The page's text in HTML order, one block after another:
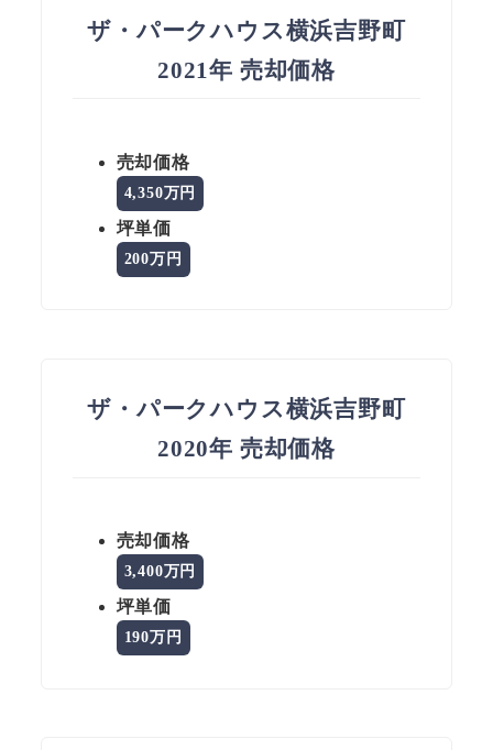
ザ・パークハウス横浜吉野町
2021年 売却価格
売却価格
4,350万円
坪単価
200万円
ザ・パークハウス横浜吉野町
2020年 売却価格
売却価格
3,400万円
坪単価
190万円